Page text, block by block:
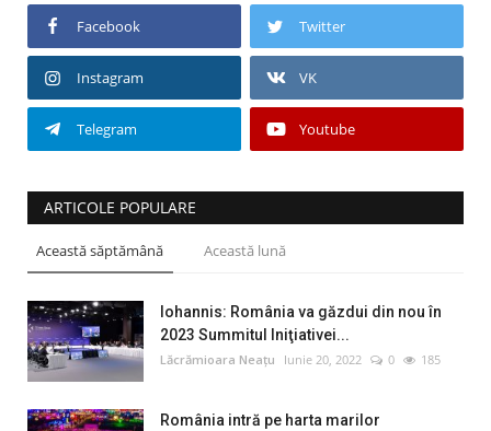
Facebook Twitter
Instagram VK
Telegram Youtube
ARTICOLE POPULARE
Această săptămână Această lună
Iohannis: România va găzdui din nou în
2023 Summitul Iniţiativei...
Lăcrămioara Neațu Iunie 20, 2022 0 185
România intră pe harta marilor